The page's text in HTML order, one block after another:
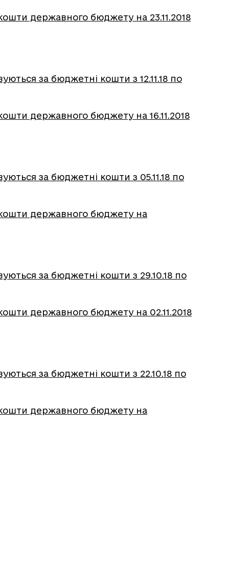
державного бюджету на 23.11.2018
за бюджетні кошти з 12.11.18 по
державного бюджету на 16.11.2018
за бюджетні кошти з 05.11.18 по
кошти державного бюджету на
за бюджетні кошти з 29.10.18 по
державного бюджету на 02.11.2018
за бюджетні кошти з 22.10.18 по
кошти державного бюджету на